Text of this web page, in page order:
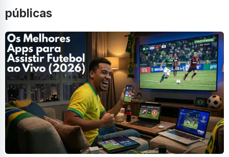
públicas